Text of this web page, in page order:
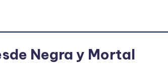
Negra y Mortal